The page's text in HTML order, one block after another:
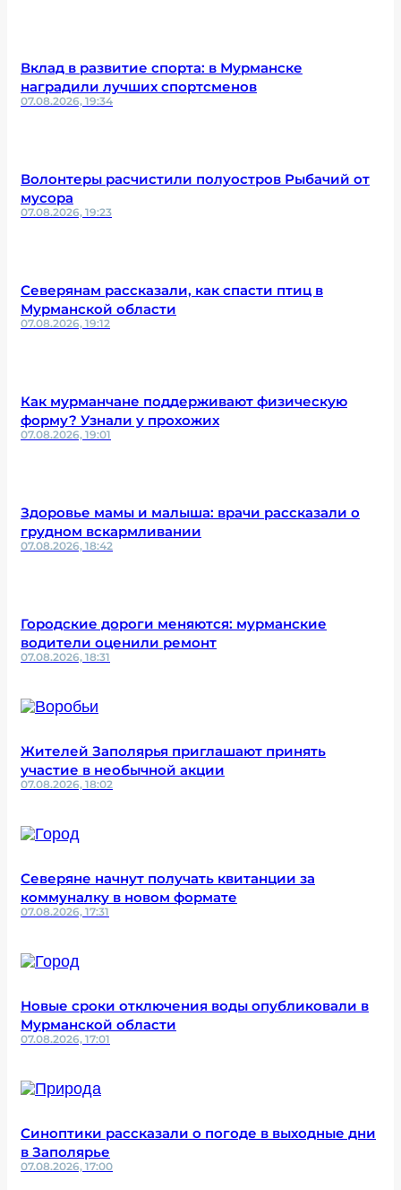
Вклад в развитие спорта: в Мурманске
наградили лучших спортсменов
07.08.2026, 19:34
Волонтеры расчистили полуостров Рыбачий от
мусора
07.08.2026, 19:23
Северянам рассказали, как спасти птиц в
Мурманской области
07.08.2026, 19:12
Как мурманчане поддерживают физическую
форму? Узнали у прохожих
07.08.2026, 19:01
Здоровье мамы и малыша: врачи рассказали о
грудном вскармливании
07.08.2026, 18:42
Городские дороги меняются: мурманские
водители оценили ремонт
07.08.2026, 18:31
Жителей Заполярья приглашают принять
участие в необычной акции
07.08.2026, 18:02
Северяне начнут получать квитанции за
коммуналку в новом формате
07.08.2026, 17:31
Новые сроки отключения воды опубликовали в
Мурманской области
07.08.2026, 17:01
Синоптики рассказали о погоде в выходные дни
в Заполярье
07.08.2026, 17:00